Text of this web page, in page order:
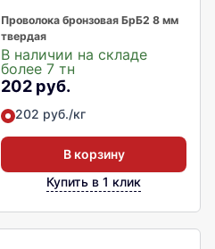
Проволока бронзовая БрБ2 8 мм
твердая
В наличии на складе
более 7 тн
202 руб.
202 руб./кг
В корзину
Купить в 1 клик